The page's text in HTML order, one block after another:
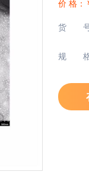
价 格：
货
规